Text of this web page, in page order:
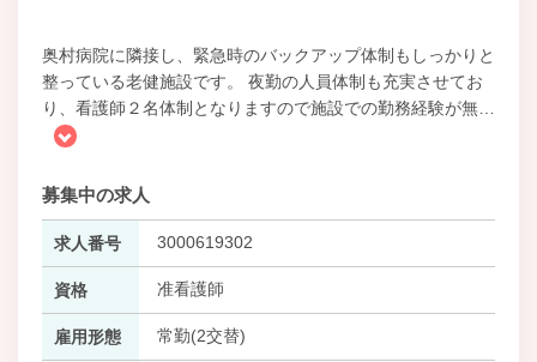
奥村病院に隣接し、緊急時のバックアップ体制もしっかりと
整っている老健施設です。 夜勤の人員体制も充実させてお
り、看護師２名体制となりますので施設での勤務経験が無
募集中の求人
求人番号 3000619302
資格 准看護師
雇用形態 常勤(2交替)